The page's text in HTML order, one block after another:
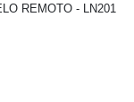
REMOTO - LN201